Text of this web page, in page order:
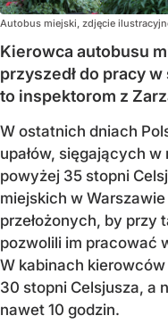
Autobus miejski, zdjęcie
Kierowca autobusu
przyszedł do pracy
to inspektorom z
W ostatnich dniach
upałów, sięgających
powyżej 35 stopni
miejskich w
przełożonych, by przy
pozwolili im pracować
W kabinach
30 stopni Celsjusza, a
nawet 10 godzin.